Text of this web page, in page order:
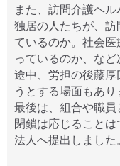
また、訪問介護ヘ
独居の人たちが、
ているのか。社会
っているのか、な
途中、労担の後藤厚
うとする場面もあり
最後は、組合や職
閉鎖は応じることは
法人へ提出しました